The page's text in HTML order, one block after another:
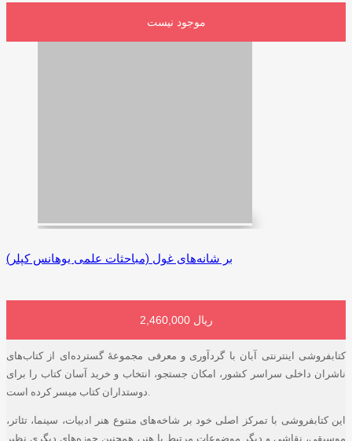
موجود نیست
بر شانه‌های غول (مباحثات علمی یوهانس کپلر)
2,460,000 ریال
افزودن به سبد خرید
کتابفروشی اینترنتی آبان با گردآوری و معرفی مجموعۀ گسترده‌ای از کتاب‌های
ناشران داخلی سراسر کشور، امکان جستجو، انتخاب و خرید آسان کتاب را برای
دوستداران کتاب میسر کرده است.
این کتابفروشی با تمرکز اصلی خود بر شاخه‌های متنوع هنر ادبیات، سینما، تئاتر،
موسیقی، نقاشی و دیگر موضوعات مرتبط با هنر، همچنین حوزه‌های دیگری نظیر